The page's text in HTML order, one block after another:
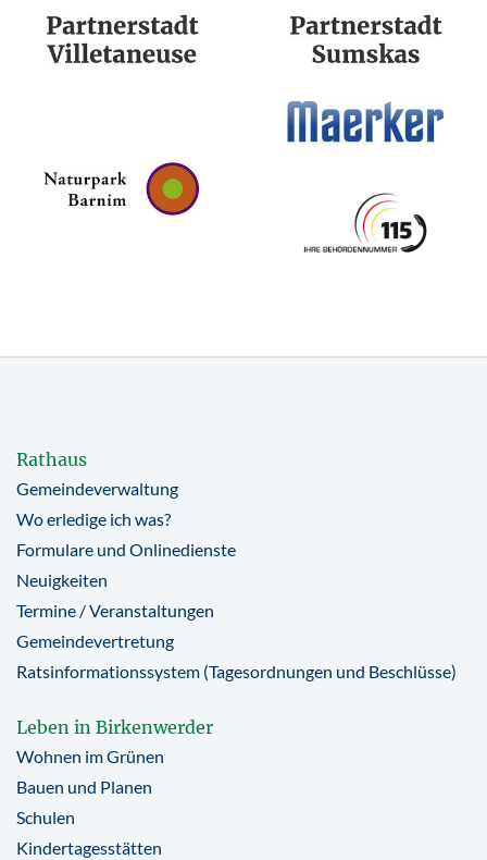
Rathaus
Gemeindeverwaltung
Wo erledige ich was?
Formulare und Onlinedienste
Neuigkeiten
Termine / Veranstaltungen
Gemeindevertretung
Ratsinformationssystem (Tagesordnungen und Beschlüsse)
Leben in Birkenwerder
Wohnen im Grünen
Bauen und Planen
Schulen
Kindertagesstätten